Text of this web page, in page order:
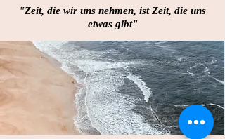
"Zeit, die wir uns nehmen, ist Zeit, die uns
etwas gibt"